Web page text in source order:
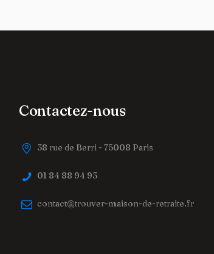
Contactez-nous
38 rue de Berri - 75008 Paris
01 84 88 94 93
contact@trouver-maison-de-retraite.fr